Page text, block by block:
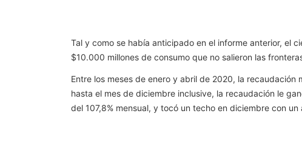
Tal y como se había anticipado en el informe anterior, el
$10.000 millones de consumo que no salieron las
Entre los meses de enero y abril de 2020, la
hasta el mes de diciembre inclusive, la recaudación le
del 107,8% mensual, y tocó un techo en diciembre con